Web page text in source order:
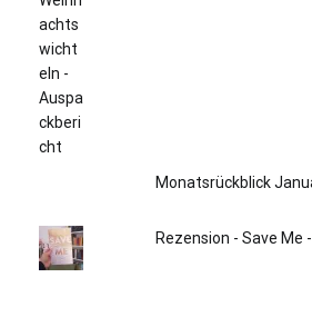
Monatsrückblick
Rezension - Save Me